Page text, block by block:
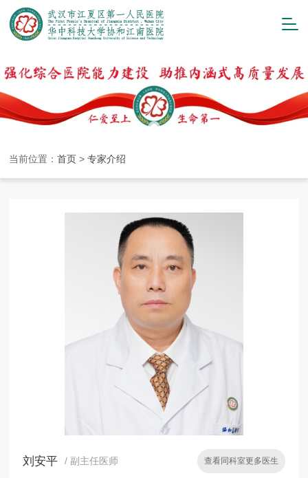
当前位置：首页 >专家介绍
查看同科室更多医生
刘安平 / 副主任医师